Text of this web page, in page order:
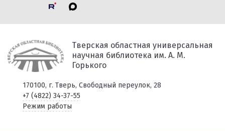
Тверская областная универсальная
научная библиотека им. А. М.
Горького
170100, г. Тверь, Свободный переулок, 28
+7 (4822) 34-37-55
Режим работы